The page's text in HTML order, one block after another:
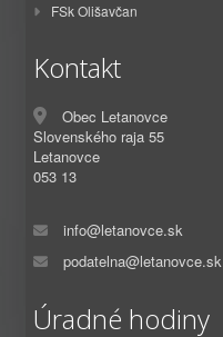
FSk Olišavčan
Kontakt
Obec Letanovce
Slovenského raja 55
Letanovce
053 13
info@letanovce.sk
podatelna@letanovce.sk
Úradné hodiny